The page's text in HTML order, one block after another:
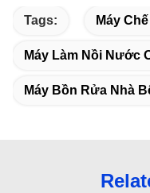
Tags: Máy
Máy Làm Nồi Nước
Máy Bồn Rửa Nhà